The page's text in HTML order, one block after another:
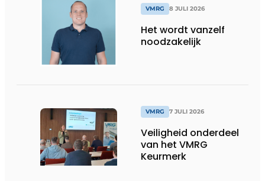
VMRG 8 JULI 2026
Het wordt vanzelf
noodzakelijk
VMRG 7 JULI 2026
Veiligheid onderdeel
van het VMRG
Keurmerk